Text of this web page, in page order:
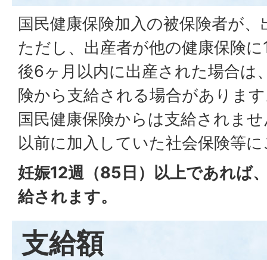
国民健康保険加入の被保険者が
ただし、出産者が他の健康保険
後6ヶ月以内に出産された場合は
険から支給される場合がありま
国民健康保険からは支給されま
以前に加入していた社会保険等
妊娠12週（85日）以上であれば
給されます。
支給額